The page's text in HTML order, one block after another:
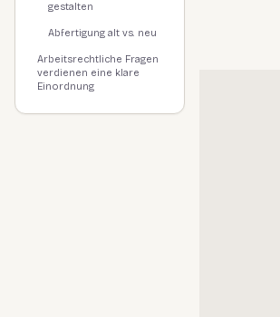
gestalten
Abfertigung alt vs. neu
Arbeitsrechtliche Fragen
verdienen eine klare
Einordnung